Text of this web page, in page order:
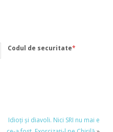
Codul de securitate*
Idioţi şi diavoli. Nici SRI nu mai e